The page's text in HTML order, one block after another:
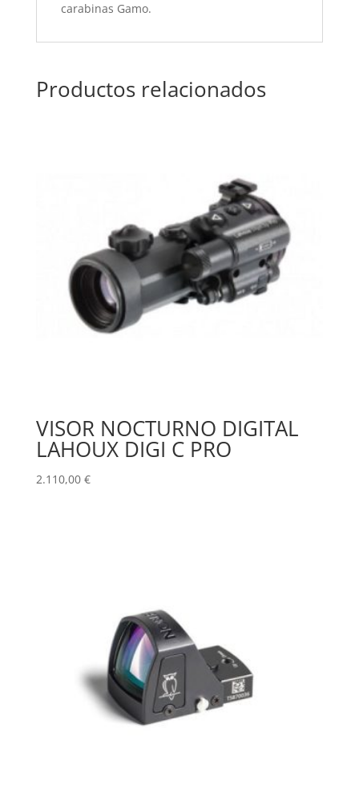
carabinas Gamo.
Productos relacionados
VISOR NOCTURNO DIGITAL
LAHOUX DIGI C PRO
2.110,00 €